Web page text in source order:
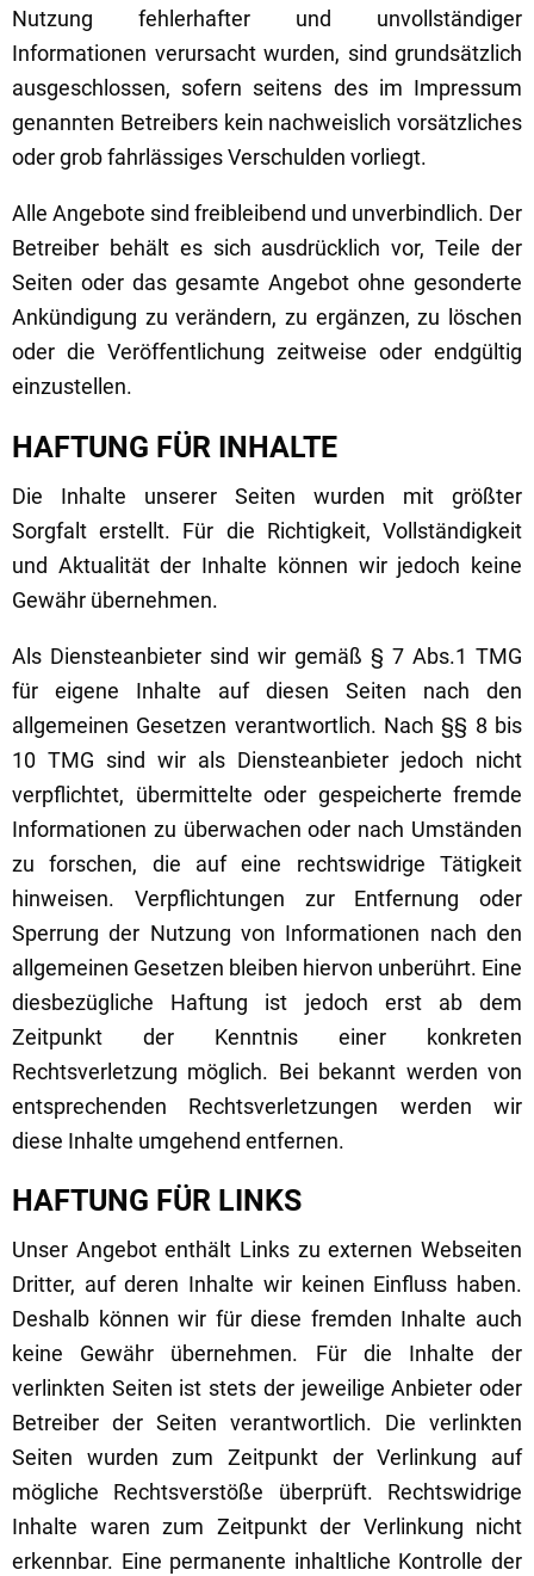
Nutzung fehlerhafter und unvollständiger
Informationen verursacht wurden, sind grundsätzlich
ausgeschlossen, sofern seitens des im Impressum
genannten Betreibers kein nachweislich vorsätzliches
oder grob fahrlässiges Verschulden vorliegt.
Alle Angebote sind freibleibend und unverbindlich. Der
Betreiber behält es sich ausdrücklich vor, Teile der
Seiten oder das gesamte Angebot ohne gesonderte
Ankündigung zu verändern, zu ergänzen, zu löschen
oder die Veröffentlichung zeitweise oder endgültig
einzustellen.
HAFTUNG FÜR INHALTE
Die Inhalte unserer Seiten wurden mit größter
Sorgfalt erstellt. Für die Richtigkeit, Vollständigkeit
und Aktualität der Inhalte können wir jedoch keine
Gewähr übernehmen.
Als Diensteanbieter sind wir gemäß § 7 Abs.1 TMG
für eigene Inhalte auf diesen Seiten nach den
allgemeinen Gesetzen verantwortlich. Nach §§ 8 bis
10 TMG sind wir als Diensteanbieter jedoch nicht
verpflichtet, übermittelte oder gespeicherte fremde
Informationen zu überwachen oder nach Umständen
zu forschen, die auf eine rechtswidrige Tätigkeit
hinweisen. Verpflichtungen zur Entfernung oder
Sperrung der Nutzung von Informationen nach den
allgemeinen Gesetzen bleiben hiervon unberührt. Eine
diesbezügliche Haftung ist jedoch erst ab dem
Zeitpunkt der Kenntnis einer konkreten
Rechtsverletzung möglich. Bei bekannt werden von
entsprechenden Rechtsverletzungen werden wir
diese Inhalte umgehend entfernen.
HAFTUNG FÜR LINKS
Unser Angebot enthält Links zu externen Webseiten
Dritter, auf deren Inhalte wir keinen Einfluss haben.
Deshalb können wir für diese fremden Inhalte auch
keine Gewähr übernehmen. Für die Inhalte der
verlinkten Seiten ist stets der jeweilige Anbieter oder
Betreiber der Seiten verantwortlich. Die verlinkten
Seiten wurden zum Zeitpunkt der Verlinkung auf
mögliche Rechtsverstöße überprüft. Rechtswidrige
Inhalte waren zum Zeitpunkt der Verlinkung nicht
erkennbar. Eine permanente inhaltliche Kontrolle der